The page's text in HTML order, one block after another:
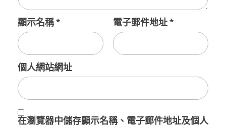
顯示名稱* 電子郵件地址*
個人網站網址
在瀏覽器中儲存顯示名稱、電子郵件地址及個人